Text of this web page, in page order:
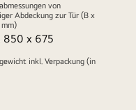
von
Abdeckung zur Tür (B x
mm)
850 x 675
inkl. Verpackung (in